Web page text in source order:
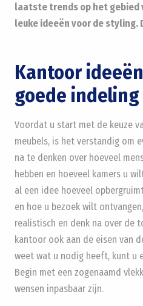
laatste trends op het gebied
leuke ideeën voor de styling.
Kantoor
goede indeling
Voordat u start met de keuze
meubels, is het verstandig om
na te denken over hoeveel
hebben en hoeveel kamers u
al een idee hoeveel
en hoe u bezoek wilt
realistisch en denk na over de
kantoor ook aan de eisen van
weet wat u nodig heeft, kunt u
Begin met een zogenaamd
wensen inpasbaar zijn.